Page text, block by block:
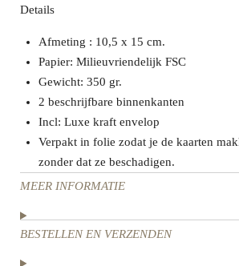
Details
Afmeting : 10,5 x 15 cm.
Papier: Milieuvriendelijk FSC
Gewicht: 350 gr.
2 beschrijfbare binnenkanten
Incl: Luxe kraft envelop
Verpakt in folie zodat je de kaarten
zonder dat ze beschadigen.
MEER INFORMATIE
BESTELLEN EN VERZENDEN